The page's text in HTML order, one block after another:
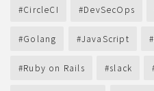
CircleCI DevSecOps
Golang JavaScript
Ruby on Rails slack